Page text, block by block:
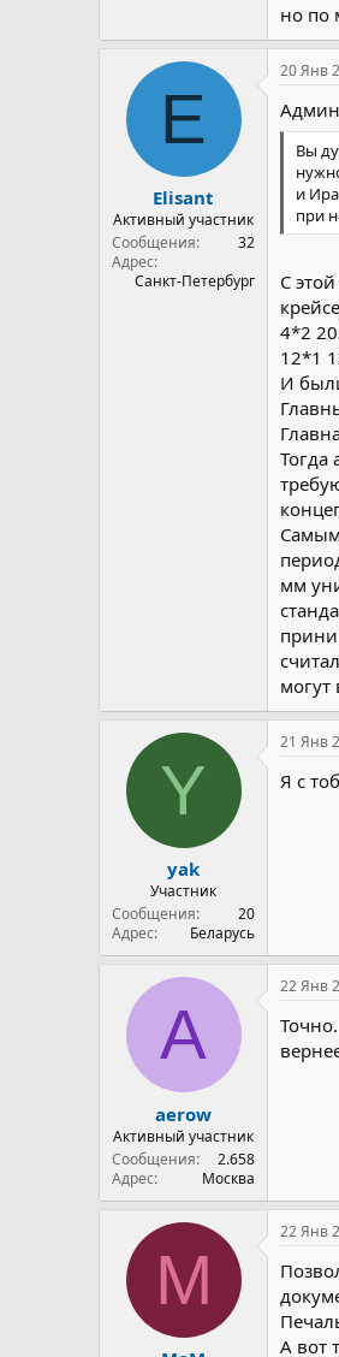
но по
E
Elisant
Активный участник
Сообщения
32
Адрес
Санкт-Петербург
20 Янв
Вы
и
при
С
4*2
12*1
И
Тогда
мм
могут
Y
yak
Участник
Сообщения
20
Адрес
Беларусь
21 Янв
Я с
A
aerow
Активный участник
Сообщения
2.658
Адрес
Москва
22 Янв
M
22 Янв
А вот